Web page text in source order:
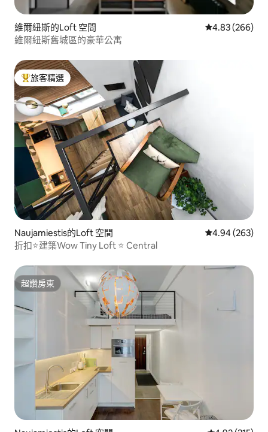
維爾紐斯的Loft 空間 從 266 則評價
4.83 (266)
維爾紐斯舊城區的豪華公寓
旅客精選榜首
旅客精選
Naujamiestis的Loft 空間 從 263 則評價
4.94 (263)
折扣⭐️建築Wow Tiny Loft ⭐️ Central
超讚房東
超讚房東